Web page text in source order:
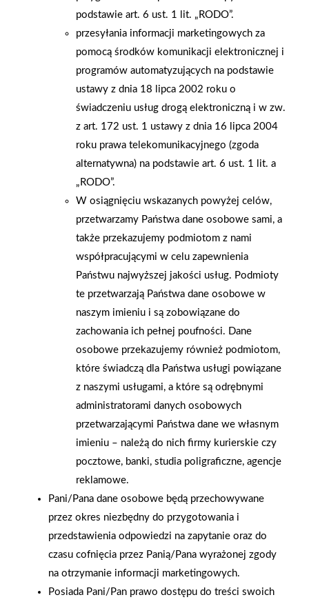
Mieli również okazję zobaczyć Paryż nocą, który mienił się
mnóstwem kolorowych niepowtarzalnych światełek. Aby
utrwalić zwiedzone miejsca, popłynęli statkiem po Sekwanie,
gdzie tak naprawdę dopiero wtedy było widać potęgę Paryża.
W programie wycieczki było również zwiedzanie Fragonard'u -
jednej z największych fabryk perfum we Francji. Wszyscy z
zainteresowaniem sprawdzali wrażliwość swoich nosów chcąc
rozpoznać ulubione zapachy i wybrać najlepiej pasujący dla
siebie i dla najbliższych. Niestety, czas szybko mija i wszyscy
muszą wracać do swoich obowiązków, ale pozostaną miłe
wspomnienia i oczywiście zdjęcia.
AKTUALNOŚCI
gra z WOŚP. Powstała
firmowa eSkarbonka na
rzecz gastroenterologii
dziecięcej
Grupy PSB. Sieć kończy
rok strategicznym
otwarciem po
rebrandingu
podstawie art. 6 ust. 1 lit. „RODO”.
przesyłania informacji marketingowych za
pomocą środków komunikacji elektronicznej i
programów automatyzujących na podstawie
ustawy z dnia 18 lipca 2002 roku o
świadczeniu usług drogą elektroniczną i w zw.
z art. 172 ust. 1 ustawy z dnia 16 lipca 2004
roku prawa telekomunikacyjnego (zgoda
alternatywna) na podstawie art. 6 ust. 1 lit. a
„RODO”.
W osiągnięciu wskazanych powyżej celów,
przetwarzamy Państwa dane osobowe sami, a
także przekazujemy podmiotom z nami
współpracującymi w celu zapewnienia
Państwu najwyższej jakości usług. Podmioty
te przetwarzają Państwa dane osobowe w
naszym imieniu i są zobowiązane do
zachowania ich pełnej poufności. Dane
osobowe przekazujemy również podmiotom,
które świadczą dla Państwa usługi powiązane
z naszymi usługami, a które są odrębnymi
administratorami danych osobowych
przetwarzającymi Państwa dane we własnym
imieniu – należą do nich firmy kurierskie czy
pocztowe, banki, studia poligraficzne, agencje
reklamowe.
Pani/Pana dane osobowe będą przechowywane
przez okres niezbędny do przygotowania i
przedstawienia odpowiedzi na zapytanie oraz do
czasu cofnięcia przez Panią/Pana wyrażonej zgody
na otrzymanie informacji marketingowych.
Posiada Pani/Pan prawo dostępu do treści swoich